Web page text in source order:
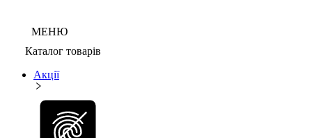
МЕНЮ
Каталог товарів
Акції